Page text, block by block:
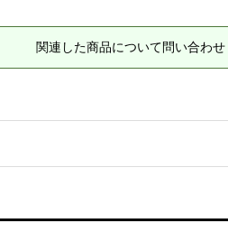
関連した商品について問い合わせ